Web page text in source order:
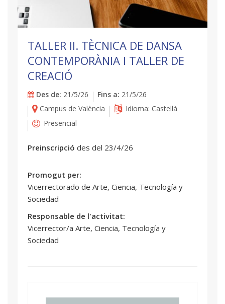
TALLER II. TÈCNICA DE DANSA
CONTEMPORÀNIA I TALLER DE
CREACIÓ
Des de: 21/5/26 Fins a: 21/5/26
Campus de València
Idioma: Castellà
Presencial
Preinscripció des del 23/4/26
Promogut per:
Vicerrectorado de Arte, Ciencia, Tecnología y
Sociedad
Responsable de l'activitat:
Vicerrector/a Arte, Ciencia, Tecnología y
Sociedad